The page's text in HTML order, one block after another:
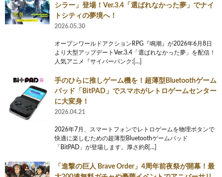
シラー」登場！Ver.3.4「選ばれなかった夢」でナイ
トシティの夢境へ！
2026.05.30
オープンワールドアクションRPG『鳴潮』が2026年6月8日
より大型アップデートVer.3.4「選ばれなかった夢」を配信！
人気アニメ『サイバーパンク:[…]
手のひらに推しゲーム機を！超薄型Bluetoothゲーム
パッド「BitPAD」でスマホがレトロゲームセンター
に大変身！
2026.04.21
2026年7月、スマートフォンでレトロゲームを物理ボタンで
快適に楽しむための超薄型Bluetoothゲームパッド
「BitPAD」が登場します。厚さ約8[…]
「進撃の巨人 Brave Order」4周年前夜祭が開幕！最